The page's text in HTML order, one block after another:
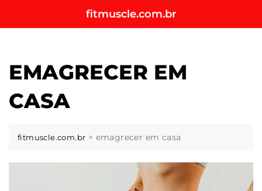
content
fitmuscle.com.br
EMAGRECER EM
CASA
fitmuscle.com.br > emagrecer em casa